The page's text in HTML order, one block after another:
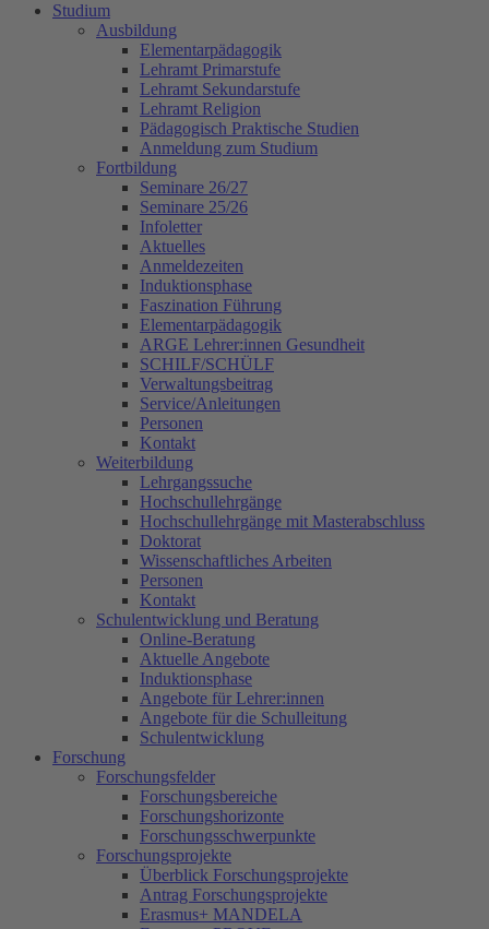
Studium
Ausbildung
Elementarpädagogik
Lehramt Primarstufe
Lehramt Sekundarstufe
Lehramt Religion
Pädagogisch Praktische Studien
Anmeldung zum Studium
Fortbildung
Seminare 26/27
Seminare 25/26
Infoletter
Aktuelles
Anmeldezeiten
Induktionsphase
Faszination Führung
Elementarpädagogik
ARGE Lehrer:innen Gesundheit
SCHILF/SCHÜLF
Verwaltungsbeitrag
Service/Anleitungen
Personen
Kontakt
Weiterbildung
Lehrgangssuche
Hochschullehrgänge
Hochschullehrgänge mit Masterabschluss
Doktorat
Wissenschaftliches Arbeiten
Personen
Kontakt
Schulentwicklung und Beratung
Online-Beratung
Aktuelle Angebote
Induktionsphase
Angebote für Lehrer:innen
Angebote für die Schulleitung
Schulentwicklung
Forschung
Forschungsfelder
Forschungsbereiche
Forschungshorizonte
Forschungsschwerpunkte
Forschungsprojekte
Überblick Forschungsprojekte
Antrag Forschungsprojekte
Erasmus+ MANDELA